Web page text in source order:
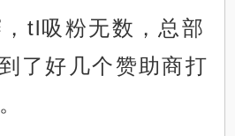
tl吸粉无数，总部
了好几个赞助商打